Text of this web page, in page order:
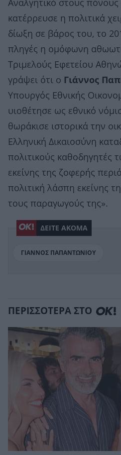
Αναλγητικό στους πόνους
κατέρρευσε η πολιτικά
δίωξη σε βάρος του, το
πληγές η ομόφωνη
Τριμελούς Εφετείου
γράψει ότι ο Γιάννος
Υπουργός Εθνικής
υιοθέτησε ως εθνικό
θωράκισε ιστορικά την
Ελληνική Δικαιοσύνη
πολιτικούς καθοδηγητές
εκείνης της ζοφερής
πολιτική λάσπη εκείνης
τους παραγωγούς της».
ΔΕΙΤΕ ΑΚΟΜΑ
ΓΙΑΝΝΟΣ ΠΑΠΑΝΤΩΝΙΟΥ
ΠΕΡΙΣΣΟΤΕΡΑ ΣΤΟ